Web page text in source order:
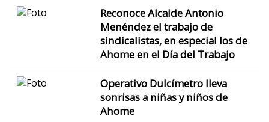
Reconoce Alcalde Antonio
Menéndez el trabajo de
sindicalistas, en especial los de
Ahome en el Día del Trabajo
Operativo Dulcímetro lleva
sonrisas a niñas y niños de
Ahome